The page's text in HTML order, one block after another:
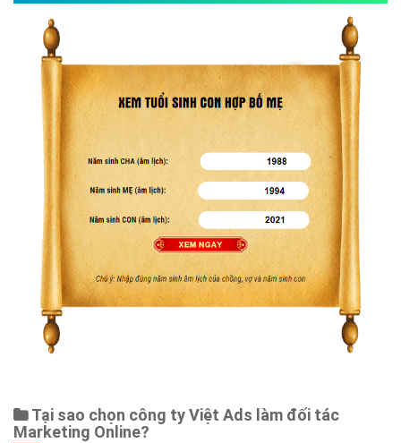
Tại sao chọn công ty Việt Ads làm đối tác
Marketing Online?